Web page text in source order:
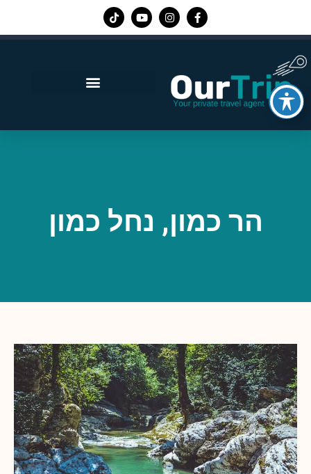
הר כמון, נחל כמון